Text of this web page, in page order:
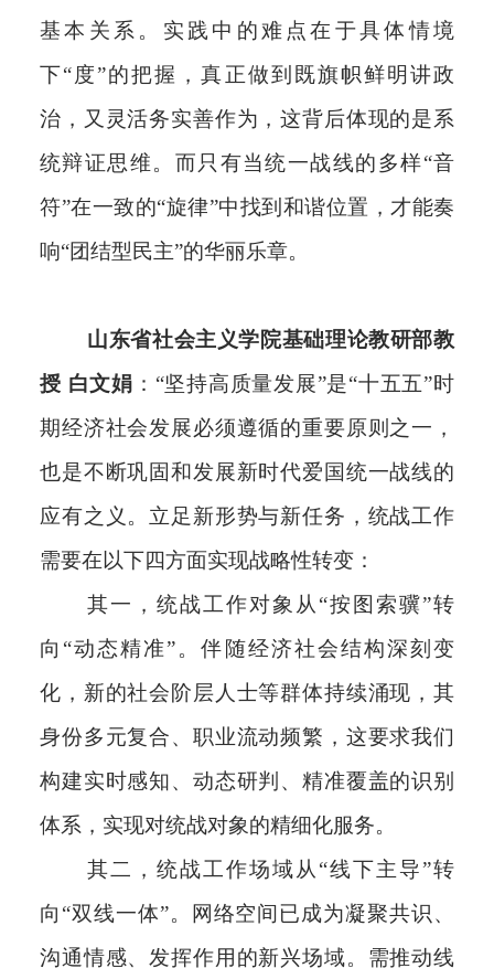
基本关系。实践中的难点在于具体情境
下“度”的把握，真正做到既旗帜鲜明讲政
治，又灵活务实善作为，这背后体现的是系
统辩证思维。而只有当统一战线的多样“音
符”在一致的“旋律”中找到和谐位置，才能奏
响“团结型民主”的华丽乐章。
山东省社会主义学院基础理论教研部教
授 白文娟 ：“坚持高质量发展”是“十五五”时
期经济社会发展必须遵循的重要原则之一，
也是不断巩固和发展新时代爱国统一战线的
应有之义。立足新形势与新任务，统战工作
需要在以下四方面实现战略性转变：
其一，统战工作对象从“按图索骥”转
向“动态精准”。伴随经济社会结构深刻变
化，新的社会阶层人士等群体持续涌现，其
身份多元复合、职业流动频繁，这要求我们
构建实时感知、动态研判、精准覆盖的识别
体系，实现对统战对象的精细化服务。
其二，统战工作场域从“线下主导”转
向“双线一体”。网络空间已成为凝聚共识、
沟通情感、发挥作用的新兴场域。需推动线